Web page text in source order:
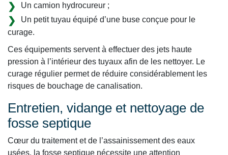
Un camion hydrocureur ;
Un petit tuyau équipé d’une buse conçue pour le
curage.
Ces équipements servent à effectuer des jets haute
pression à l’intérieur des tuyaux afin de les nettoyer. Le
curage régulier permet de réduire considérablement les
risques de bouchage de canalisation.
Entretien, vidange et nettoyage de
fosse septique
Cœur du traitement et de l’assainissement des eaux
usées, la fosse septique nécessite une attention